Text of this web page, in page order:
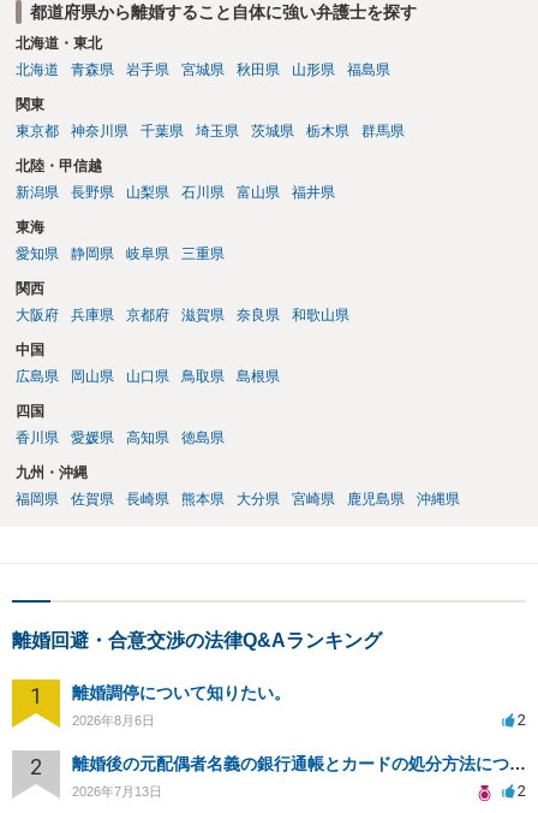
都道府県から離婚すること自体に強い弁護士を探す
北海道・東北
北海道
青森県 岩手県 宮城県 秋田県 山形県 福島県
関東
東京都
神奈川県 千葉県 埼玉県 茨城県 栃木県 群馬県
北陸・甲信越
新潟県
長野県 山梨県 石川県 富山県 福井県
東海
愛知県
静岡県 岐阜県 三重県
関西
大阪府
兵庫県 京都府 滋賀県 奈良県 和歌山県
中国
広島県
岡山県 山口県 鳥取県 島根県
四国
香川県
愛媛県 高知県 徳島県
九州・沖縄
福岡県
佐賀県 長崎県 熊本県 大分県 宮崎県 鹿児島県 沖縄県
離婚回避・合意交渉の法律Q&Aランキング
1 離婚調停について知りたい。
2026年8月6日 2
2 離婚後の元配偶者名義の銀行通帳とカードの処分方法について
2026年7月13日 2